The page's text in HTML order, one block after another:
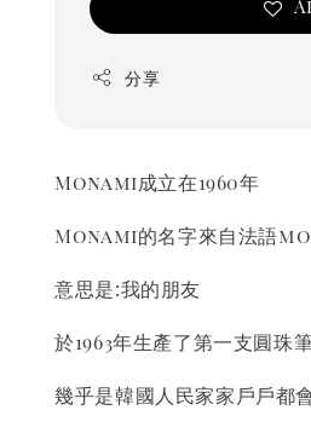
分享
Monami成立在1960年
Monami的名字來自法語
意思是:我的朋友
於1963年生產了第一支圓珠
幾乎是韓國人民家家戶戶都